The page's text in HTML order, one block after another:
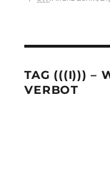
TAG (((I))) –
VERBOT